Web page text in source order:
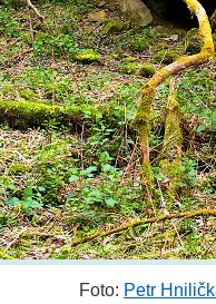
Foto: Petr